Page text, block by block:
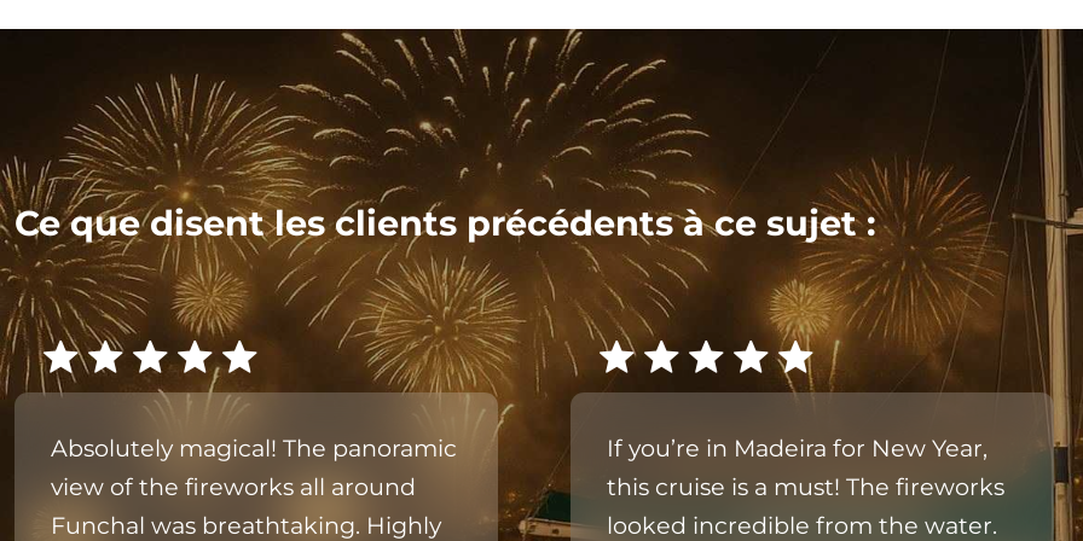
Ce que disent les clients précédents à ce sujet :
Absolutely magical! The panoramic
view of the fireworks all around
Funchal was breathtaking. Highly
If you’re in Madeira for New Year,
this cruise is a must! The fireworks
looked incredible from the water.